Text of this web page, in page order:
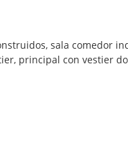
sala comedor
principal con vestier